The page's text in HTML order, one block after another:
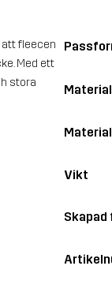
att fleecen
Med ett
stora
Material
Vikt
Skapad